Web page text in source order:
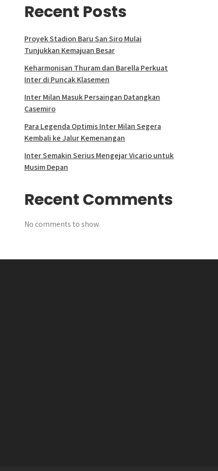
Recent Posts
Proyek Stadion Baru San Siro Mulai
Tunjukkan Kemajuan Besar
Keharmonisan Thuram dan Barella Perkuat
Inter di Puncak Klasemen
Inter Milan Masuk Persaingan Datangkan
Casemiro
Para Legenda Optimis Inter Milan Segera
Kembali ke Jalur Kemenangan
Inter Semakin Serius Mengejar Vicario untuk
Musim Depan
Recent Comments
No comments to show.